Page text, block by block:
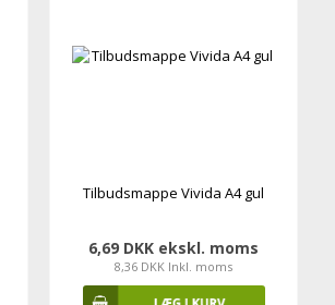
Tilbudsmappe Vivida A4 gul
6,69 DKK ekskl. moms
8,36 DKK Inkl. moms